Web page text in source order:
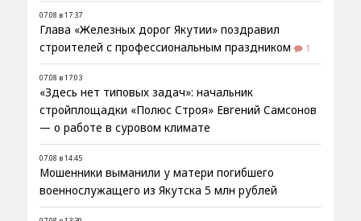
07.08 в 17:37
Глава «Железных дорог Якутии» поздравил
строителей с профессиональным праздником
1
07.08 в 17:03
«Здесь нет типовых задач»: начальник
стройплощадки «Полюс Строя» Евгений Самсонов
— о работе в суровом климате
07.08 в 14:45
Мошенники выманили у матери погибшего
военнослужащего из Якутска 5 млн рублей